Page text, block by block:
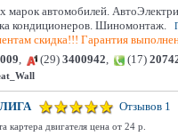
марок автомобилей.
кондиционеров. Шиномонтаж.
скидка!!! Гарантия
, (29) 3400942, (17)
Отзывов 1
картера двигателя цена от 24 р.